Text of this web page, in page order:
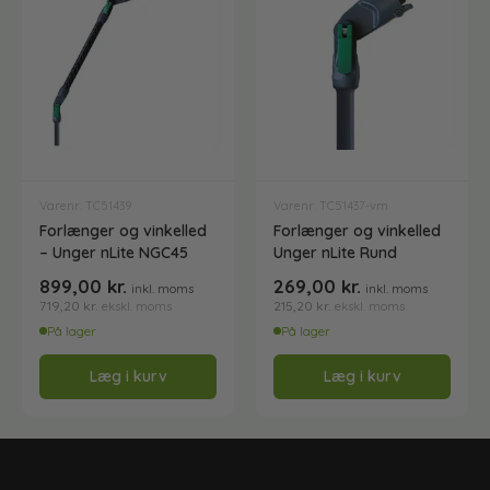
Varenr: TC51439
Forlænger og vinkelled
– Unger nLite NGC45
899,00 kr. inkl. moms
719,20 kr. ekskl. moms
På lager
Læg i kurv
Varenr: TC51437-vm
Forlænger og vinkelled
Unger nLite Rund
269,00 kr. inkl. moms
215,20 kr. ekskl. moms
På lager
Læg i kurv